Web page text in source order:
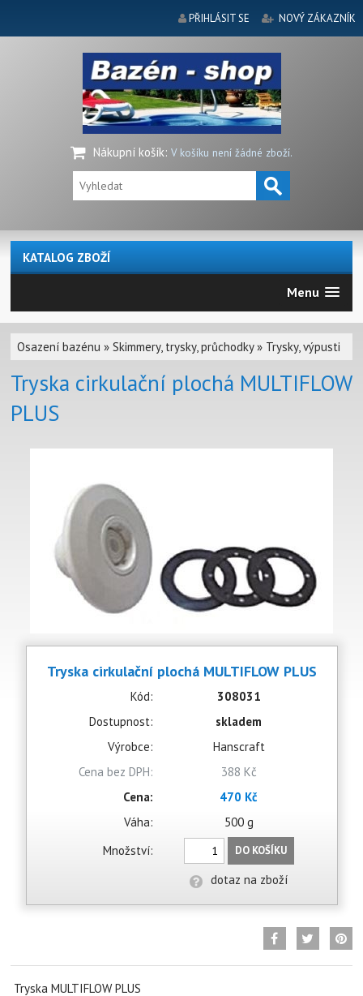
PŘIHLÁSIT SE NOVÝ ZÁKAZNÍK
Nákupní košík: V košíku není žádné zboží.
KATALOG ZBOŽÍ
Menu
Osazení bazénu »Skimmery, trysky, průchodky» Trysky, výpusti
Tryska cirkulační plochá MULTIFLOW
PLUS
Tryska cirkulační plochá MULTIFLOW PLUS
Kód:
308031
Dostupnost:
skladem
Výrobce:
Hanscraft
Cena bez DPH:
388 Kč
Cena:
470 Kč
Váha:
500 g
Množství:
DO KOŠÍKU
dotaz na zboží
Tryska MULTIFLOW PLUS